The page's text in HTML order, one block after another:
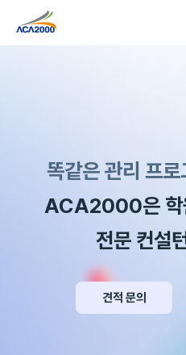
똑같은 관리 프
ACA2000은 학
전문 컨설
견적 문의